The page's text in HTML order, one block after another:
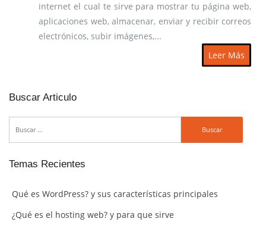
internet el cual te sirve para mostrar tu página web,
aplicaciones web, almacenar, enviar y recibir correos
electrónicos, subir imágenes,...
Leer Más
Buscar Articulo
Temas Recientes
Qué es WordPress? y sus características principales
¿Qué es el hosting web? y para que sirve